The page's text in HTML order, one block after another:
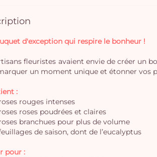
d'exception qui respire le bonheur !
fleuristes avaient envie de créer un
un moment unique et étonner vos
:
rouges intenses
roses poudrées et claires
branchues pour plus de volume
de saison, dont de l’eucalyptus
pour :